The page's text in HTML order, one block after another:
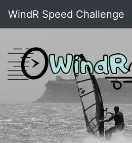
WindR Speed Challenge